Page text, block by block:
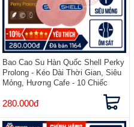
Bao Cao Su Hàn Quốc Shell Perky
Prolong - Kéo Dài Thời Gian, Siêu
Mỏng, Hương Cafe - 10 Chiếc
280.000đ